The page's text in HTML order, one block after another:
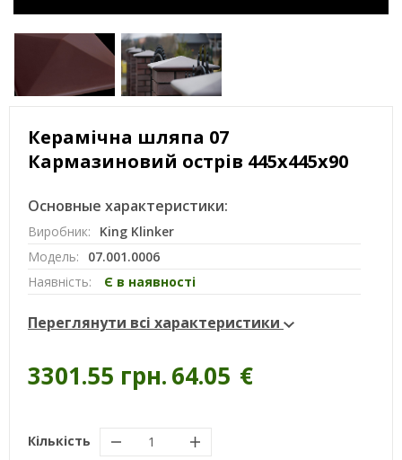
Керамічна шляпа 07
Кармазиновий острів 445х445х90
Основные характеристики:
Виробник:
King Klinker
Модель:
07.001.0006
Наявність:
Є в наявності
Переглянути всі характеристики
3301.55 грн.64.05 €
Кількість